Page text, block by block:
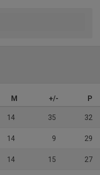
M +/- P
14 35 32
14 9 29
14 15 27